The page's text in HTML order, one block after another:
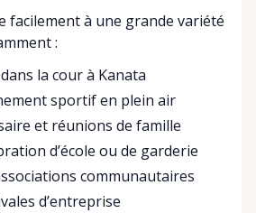
facilement à une grande variété
:
la cour à Kanata
sportif en plein air
et réunions de famille
d’école ou de garderie
communautaires
d’entreprise